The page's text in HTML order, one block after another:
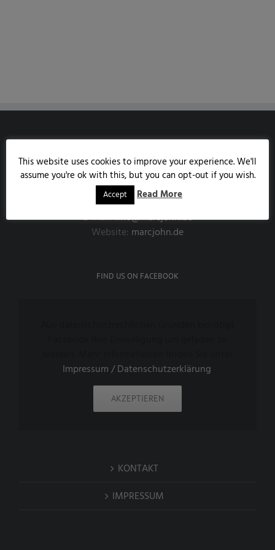
MARCJOHN.DE
Austrasse 85
53343 Wachtberg
Handy:0171/7858190
E-Mail:info@marcjohn.de
Website: marcjohn.de
FIND US ON FACEBOOK
Impressum / Datenschutzerklärung
AKZEPTIEREN
KONTAKT
IMPRESSUM
This website uses cookies to improve your experience. We'll
assume you're ok with this, but you can opt-out if you wish.
Accept Read More